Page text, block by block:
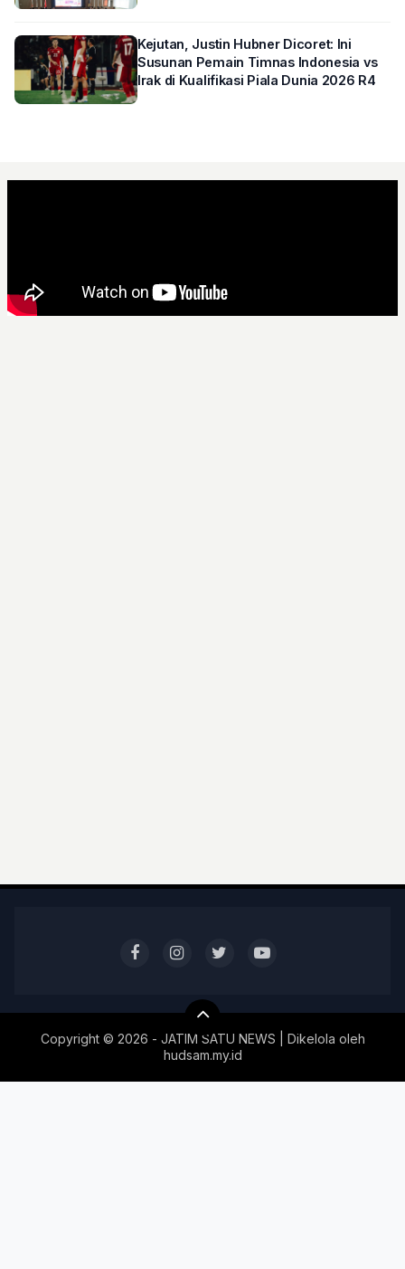
Kejutan, Justin Hubner Dicoret: Ini
Susunan Pemain Timnas Indonesia vs
Irak di Kualifikasi Piala Dunia 2026 R4
Copyright © 2026 - JATIM SATU NEWS | Dikelola oleh
hudsam.my.id